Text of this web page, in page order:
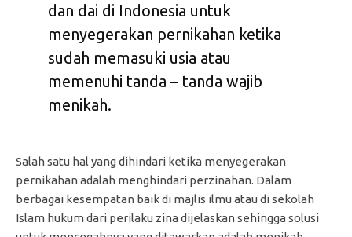
dan dai di Indonesia untuk
menyegerakan pernikahan ketika
sudah memasuki usia atau
memenuhi tanda – tanda wajib
menikah.
Salah satu hal yang dihindari ketika menyegerakan
pernikahan adalah menghindari perzinahan. Dalam
berbagai kesempatan baik di majlis ilmu atau di sekolah
Islam hukum dari perilaku zina dijelaskan sehingga solusi